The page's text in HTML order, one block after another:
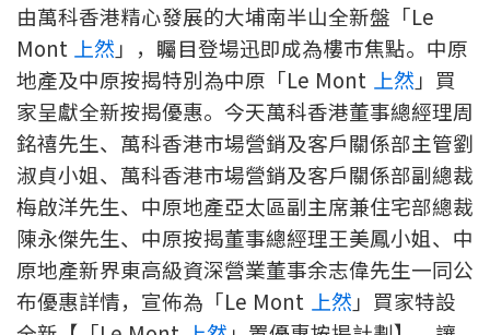
轉按計算
置業預算
供款年期計算
工商舖按揭計算
印花稅計算
免費物業估價
由萬科香港精心發展的大埔南半山全新盤「Le
Mont 上然 」，矚目登場迅即成為樓巿焦點。中原
地產及中原按揭特別為中原「Le Mont 上然 」買
家呈獻全新按揭優惠。今天萬科香港董事總經理周
銘禧先生、萬科香港市場營銷及客戶關係部主管劉
淑貞小姐、萬科香港市場營銷及客戶關係部副總裁
梅啟洋先生、中原地產亞太區副主席兼住宅部總裁
陳永傑先生、中原按揭董事總經理王美鳳小姐、中
原地產新界東高級資深營業董事余志偉先生一同公
布優惠詳情，宣佈為「Le Mont 上然 」買家特設